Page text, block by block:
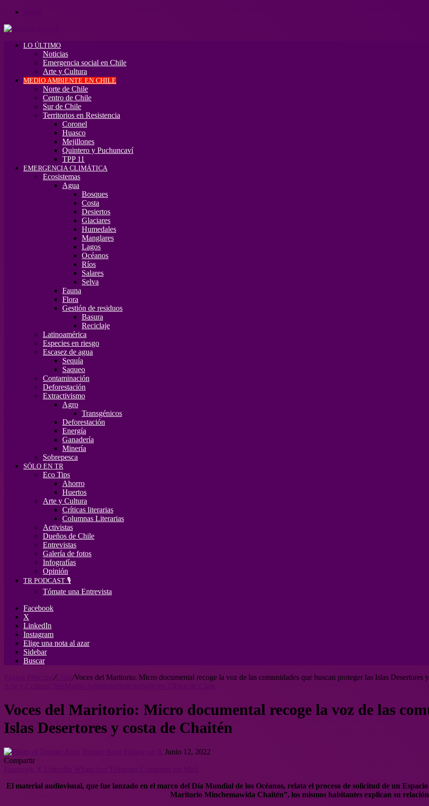
LO ÚLTIMO
Noticias
Emergencia social en Chile
Arte y Cultura
MEDIO AMBIENTE EN CHILE
Norte de Chile
Centro de Chile
Sur de Chile
Territorios en Resistencia
Coronel
Huasco
Mejillones
Quintero y Puchuncaví
TPP 11
EMERGENCIA CLIMÁTICA
Ecosistemas
Agua
Bosques
Costa
Desiertos
Glaciares
Humedales
Manglares
Lagos
Océanos
Ríos
Salares
Selva
Fauna
Flora
Gestión de residuos
Basura
Reciclaje
Latinoamérica
Especies en riesgo
Escasez de agua
Sequía
Saqueo
Contaminación
Deforestación
Extractivismo
Agro
Transgénicos
Deforestación
Energía
Ganadería
Minería
Sobrepesca
SÓLO EN TR
Eco Tips
Ahorro
Huertos
Arte y Cultura
Críticas literarias
Columnas Literarias
Activistas
Dueños de Chile
Entrevistas
Galería de fotos
Infografías
Opinión
TR PODCAST 🎙️
Tómate una Entrevista
Facebook
X
LinkedIn
Instagram
Elige una nota al azar
Sidebar
Buscar
/Chile /Voces del Maritorio: Micro documental recoge la voz de las comunidades que buscan proteger las Islas Desertores
Voces del Maritorio: Micro documental recoge la voz de las
Islas Desertores y costa de Chaitén
Junio 12, 2022
Compartir
El material audiovisual, que fue lanzado en el marco del Día Mundial de los Océanos, relata el proceso de solicitud de un
Maritorio Minchemawida Chaitén”, los mismos habitantes explican su